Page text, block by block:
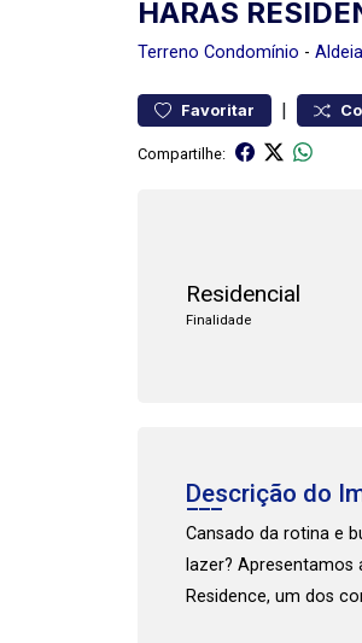
HARAS
Terreno Condomínio - Aldeia
Favoritar |
Compartilhe:
Residencial
Finalidade
Descrição do
Cansado da rotina e
lazer?
Residence, um dos